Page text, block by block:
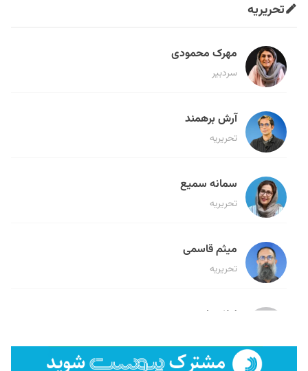
تحریریه
مهرک محمودی
سردبیر
آرش برهمند
تحریریه
سمانه سمیع
تحریریه
میثم قاسمی
تحریریه
لیلا حنارود